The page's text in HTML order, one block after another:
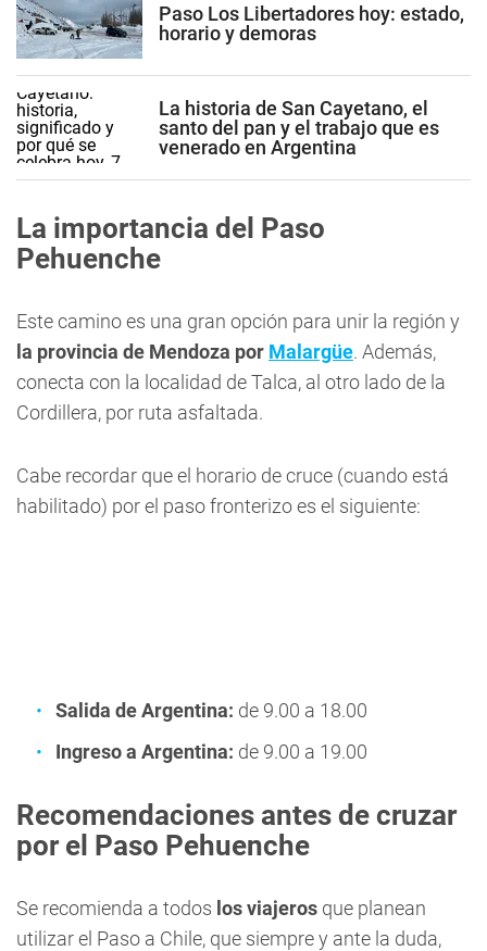
Paso Los Libertadores hoy: estado,
horario y demoras
La historia de San Cayetano, el
santo del pan y el trabajo que es
venerado en Argentina
La importancia del Paso
Pehuenche
Este camino es una gran opción para unir la región y
la provincia de Mendoza por Malargüe. Además,
conecta con la localidad de Talca, al otro lado de la
Cordillera, por ruta asfaltada.
Cabe recordar que el horario de cruce (cuando está
habilitado) por el paso fronterizo es el siguiente:
Salida de Argentina: de 9.00 a 18.00
Ingreso a Argentina: de 9.00 a 19.00
Recomendaciones antes de cruzar
por el Paso Pehuenche
Se recomienda a todos los viajeros que planean
utilizar el Paso a Chile, que siempre y ante la duda,